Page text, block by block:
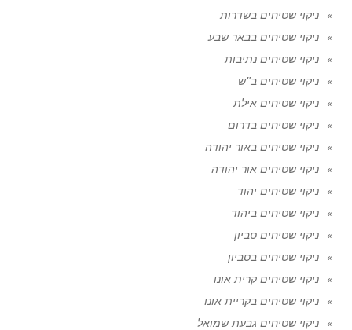
ניקוי שטיחים בשדרות
ניקוי שטיחים בבאר שבע
ניקוי שטיחים נתיבות
ניקוי שטיחים ב"ש
ניקוי שטיחים אילת
ניקוי שטיחים בדרום
ניקוי שטיחים באור יהודה
ניקוי שטיחים אור יהודה
ניקוי שטיחים יהוד
ניקוי שטיחים ביהוד
ניקוי שטיחים סביון
ניקוי שטיחים בסביון
ניקוי שטיחים קרית אונו
ניקוי שטיחים בקריית אונו
ניקוי שטיחים גבעת שמואל